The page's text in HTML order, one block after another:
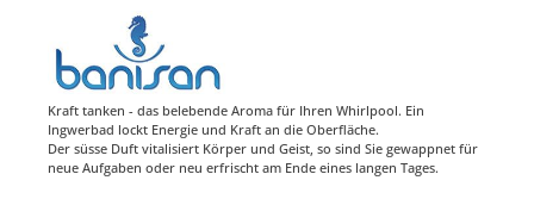
Kraft tanken - das belebende Aroma für Ihren Whirlpool. Ein
Ingwerbad lockt Energie und Kraft an die Oberfläche.
Der süsse Duft vitalisiert Körper und Geist, so sind Sie gewappnet für
neue Aufgaben oder neu erfrischt am Ende eines langen Tages.